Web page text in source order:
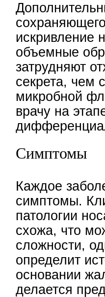
искривление
объемные
затрудняют
секрета, чем
микробной
врачу на
Симптомы
Каждое
симптомы.
патологии
схожа, что
сложности,
определит
основании
делается